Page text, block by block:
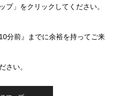
プ」をクリックしてください。
分前』までに余裕を持ってご来
さい。